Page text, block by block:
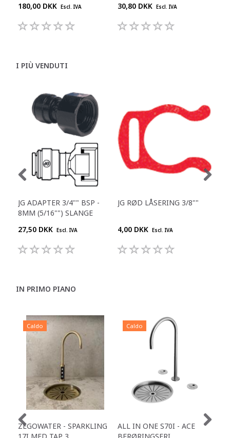
180,00 DKK Escl. IVA
30,80 DKK Escl. IVA
I PIÙ VENDUTI
JG ADAPTER 3/4"" BSP -
8MM (5/16"") SLANGE
27,50 DKK Escl. IVA
JG RØD LÅSERING 3/8""
4,00 DKK Escl. IVA
IN PRIMO PIANO
Caldo
ZEGOWATER - SPARKLING
17I MED TAP 3
Caldo
ALL IN ONE S70I - ACE
BERØRINGSFRI